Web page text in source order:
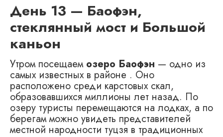
День 13 — Баофэн,
стеклянный мост и Большой
каньон
Утром посещаем озеро Баофэн — одно из
самых известных в районе . Оно
расположено среди карстовых скал,
образовавшихся миллионы лет назад. По
озеру туристы перемещаются на лодках, а по
берегам можно увидеть представителей
местной народности туцзя в традиционных